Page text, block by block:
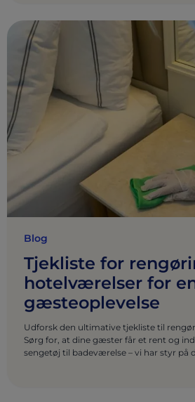
Blog
Tjekliste for
hotelværelser for
gæsteoplevelse
Udforsk den ultimative tjekliste til
Sørg for, at dine gæster får et rent og
sengetøj til badeværelse – vi har styr på